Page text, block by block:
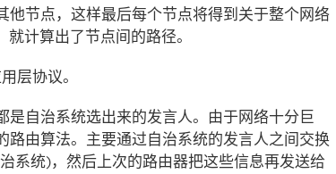
节点，这样最后每个节点将得到关于整个网络
计算出了节点间的路径。
层协议。
自治系统选出来的发言人。由于网络十分巨
路由算法。主要通过自治系统的发言人之间交换
系统)，然后上次的路由器把这些信息再发送给